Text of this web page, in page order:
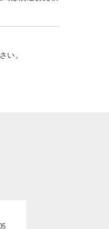
い。